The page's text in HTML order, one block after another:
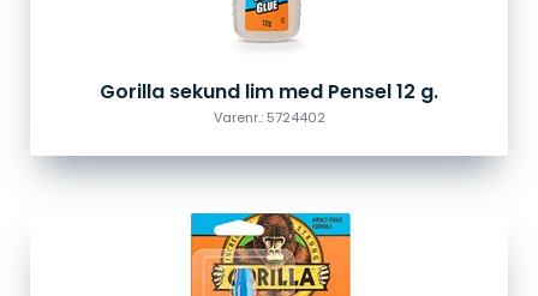
Gorilla sekund lim med Pensel 12 g.
Varenr.: 5724402